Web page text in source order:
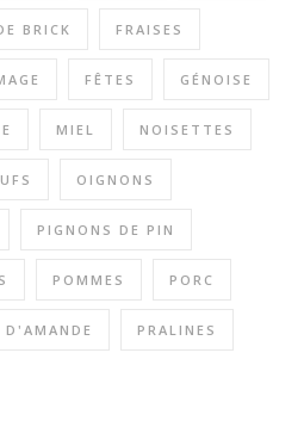
BRICK FRAISES
FÊTES GÉNOISE
MIEL NOISETTES
OIGNONS
PIGNONS DE PIN
POMMES PORC
D'AMANDE PRALINES